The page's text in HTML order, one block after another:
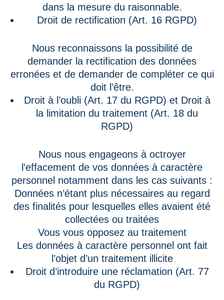
dans la mesure du raisonnable.
Droit de rectification (Art. 16 RGPD)
Nous reconnaissons la possibilité de
demander la rectification des données
erronées et de demander de compléter ce qui
doit l’être.
Droit à l’oubli (Art. 17 du RGPD) et Droit à
la limitation du traitement (Art. 18 du
RGPD)
Nous nous engageons à octroyer
l’effacement de vos données à caractère
personnel notamment dans les cas suivants :
Données n’étant plus nécessaires au regard
des finalités pour lesquelles elles avaient été
collectées ou traitées
Vous vous opposez au traitement
Les données à caractère personnel ont fait
l’objet d’un traitement illicite
Droit d’introduire une réclamation (Art. 77
du RGPD)